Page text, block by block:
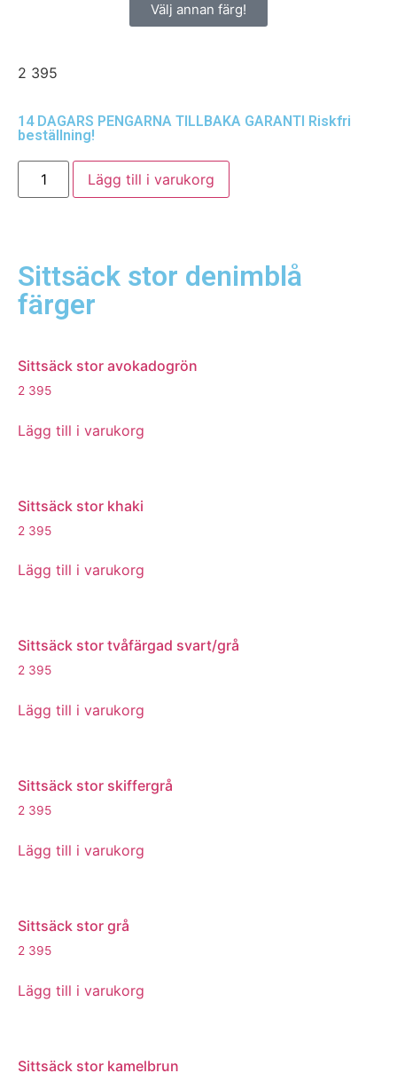
Välj annan färg!
2 395
14 DAGARS PENGARNA TILLBAKA GARANTI Riskfri
beställning!
Lägg till i varukorg
Sittsäck stor denimblå
färger
Sittsäck stor avokadogrön
2 395
Lägg till i varukorg
Sittsäck stor khaki
2 395
Lägg till i varukorg
Sittsäck stor tvåfärgad svart/grå
2 395
Lägg till i varukorg
Sittsäck stor skiffergrå
2 395
Lägg till i varukorg
Sittsäck stor grå
2 395
Lägg till i varukorg
Sittsäck stor kamelbrun